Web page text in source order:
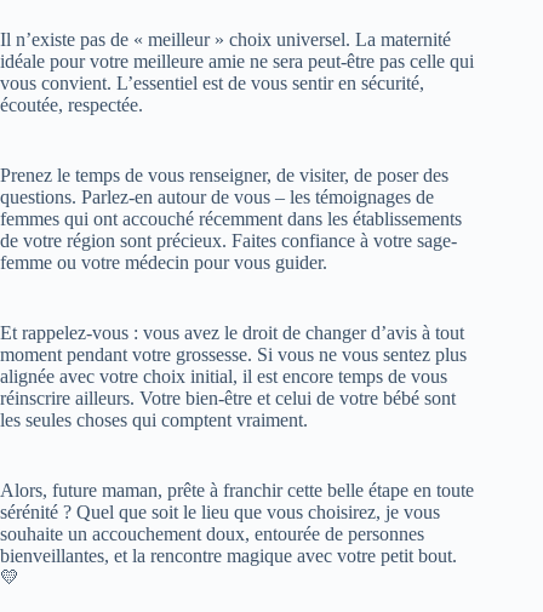
Il n’existe pas de « meilleur » choix universel. La maternité
idéale pour votre meilleure amie ne sera peut-être pas celle qui
vous convient. L’essentiel est de vous sentir en sécurité,
écoutée, respectée.
Prenez le temps de vous renseigner, de visiter, de poser des
questions. Parlez-en autour de vous – les témoignages de
femmes qui ont accouché récemment dans les établissements
de votre région sont précieux. Faites confiance à votre sage-
femme ou votre médecin pour vous guider.
Et rappelez-vous : vous avez le droit de changer d’avis à tout
moment pendant votre grossesse. Si vous ne vous sentez plus
alignée avec votre choix initial, il est encore temps de vous
réinscrire ailleurs. Votre bien-être et celui de votre bébé sont
les seules choses qui comptent vraiment.
Alors, future maman, prête à franchir cette belle étape en toute
sérénité ? Quel que soit le lieu que vous choisirez, je vous
souhaite un accouchement doux, entourée de personnes
bienveillantes, et la rencontre magique avec votre petit bout.
💛